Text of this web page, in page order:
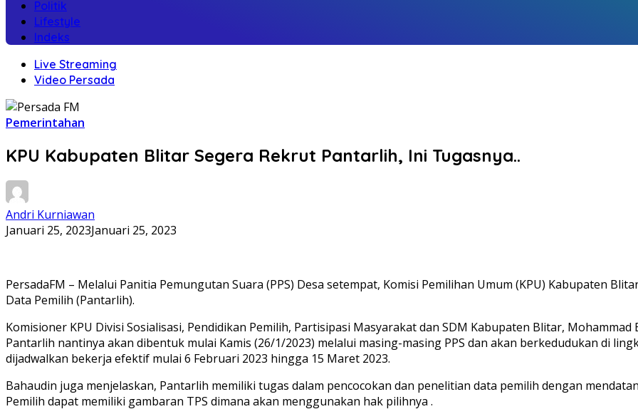
Politik
Lifestyle
Indeks
Live Streaming
Video Persada
Pemerintahan
KPU Kabupaten Blitar Segera Rekrut Pantarlih, Ini Tugasnya..
Andri Kurniawan
Januari 25, 2023Januari 25, 2023
PersadaFM – Melalui Panitia Pemungutan Suara (PPS) Desa setempat, Komisi Pemilihan Umum (KPU) Kabupaten
Data Pemilih (Pantarlih).
Komisioner KPU Divisi Sosialisasi, Pendidikan Pemilih, Partisipasi Masyarakat dan SDM Kabupaten Blitar,
Pantarlih nantinya akan dibentuk mulai Kamis (26/1/2023) melalui masing-masing PPS dan akan berkedudukan di
dijadwalkan bekerja efektif mulai 6 Februari 2023 hingga 15 Maret 2023.
Bahaudin juga menjelaskan, Pantarlih memiliki tugas dalam pencocokan dan penelitian data pemilih dengan
Pemilih dapat memiliki gambaran TPS dimana akan menggunakan hak pilihnya .